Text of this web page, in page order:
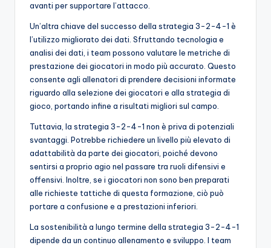
avanti per supportare l’attacco.
Un’altra chiave del successo della strategia 3-2-4-1 è
l’utilizzo migliorato dei dati. Sfruttando tecnologia e
analisi dei dati, i team possono valutare le metriche di
prestazione dei giocatori in modo più accurato. Questo
consente agli allenatori di prendere decisioni informate
riguardo alla selezione dei giocatori e alla strategia di
gioco, portando infine a risultati migliori sul campo.
Tuttavia, la strategia 3-2-4-1 non è priva di potenziali
svantaggi. Potrebbe richiedere un livello più elevato di
adattabilità da parte dei giocatori, poiché devono
sentirsi a proprio agio nel passare tra ruoli difensivi e
offensivi. Inoltre, se i giocatori non sono ben preparati
alle richieste tattiche di questa formazione, ciò può
portare a confusione e a prestazioni inferiori.
La sostenibilità a lungo termine della strategia 3-2-4-1
dipende da un continuo allenamento e sviluppo. I team